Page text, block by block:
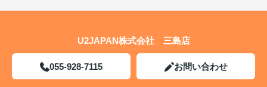
U2JAPAN株式会社 三島店
055-928-7115 お問い合わせ